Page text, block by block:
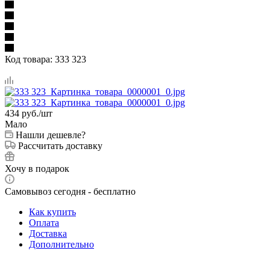
Код товара: 333 323
434 руб./шт
Мало
Нашли дешевле?
Рассчитать доставку
Хочу в подарок
Самовывоз сегодня - бесплатно
Как купить
Оплата
Доставка
Дополнительно